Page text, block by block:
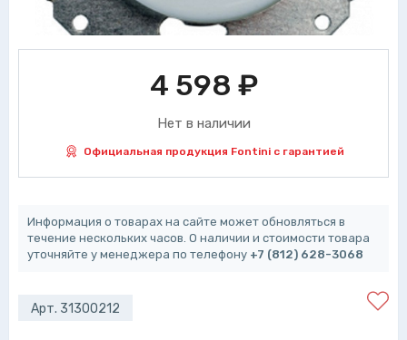
4 598 ₽
Нет в наличии
Официальная продукция Fontini с гарантией
Информация о товарах на сайте может обновляться в
течение нескольких часов. О наличии и стоимости товара
уточняйте у менеджера по телефону +7 (812) 628-3068
Арт. 31300212